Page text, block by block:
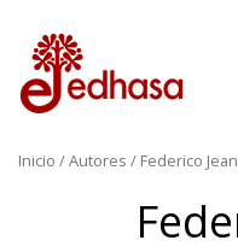
Inicio / Autores / Federico